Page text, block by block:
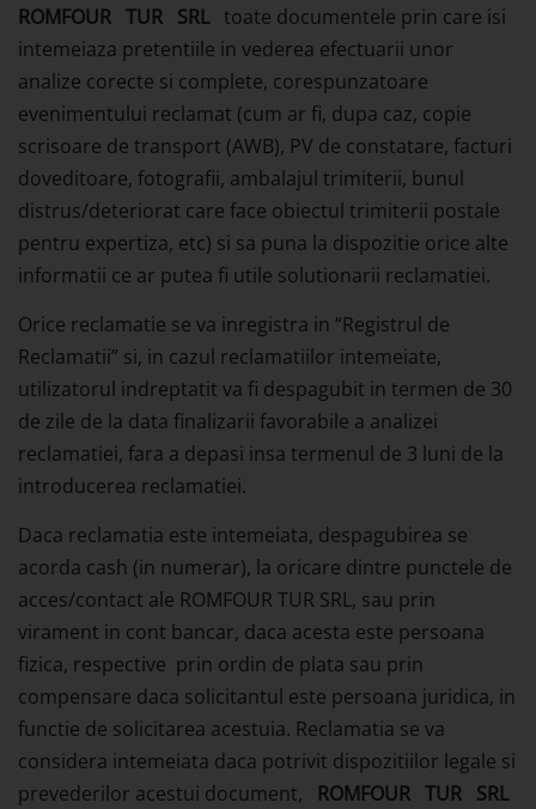
ROMFOUR TUR SRL toate documentele prin care isi
intemeiaza pretentiile in vederea efectuarii unor
analize corecte si complete, corespunzatoare
evenimentului reclamat (cum ar fi, dupa caz, copie
scrisoare de transport (AWB), PV de constatare, facturi
doveditoare, fotografii, ambalajul trimiterii, bunul
distrus/deteriorat care face obiectul trimiterii postale
pentru expertiza, etc) si sa puna la dispozitie orice alte
informatii ce ar putea fi utile solutionarii reclamatiei.
Orice reclamatie se va inregistra in “Registrul de
Reclamatii” si, in cazul reclamatiilor intemeiate,
utilizatorul indreptatit va fi despagubit in termen de 30
de zile de la data finalizarii favorabile a analizei
reclamatiei, fara a depasi insa termenul de 3 luni de la
introducerea reclamatiei.
Daca reclamatia este intemeiata, despagubirea se
acorda cash (in numerar), la oricare dintre punctele de
acces/contact ale ROMFOUR TUR SRL, sau prin
virament in cont bancar, daca acesta este persoana
fizica, respective prin ordin de plata sau prin
compensare daca solicitantul este persoana juridica, in
functie de solicitarea acestuia. Reclamatia se va
considera intemeiata daca potrivit dispozitiilor legale si
prevederilor acestui document, ROMFOUR TUR SRL